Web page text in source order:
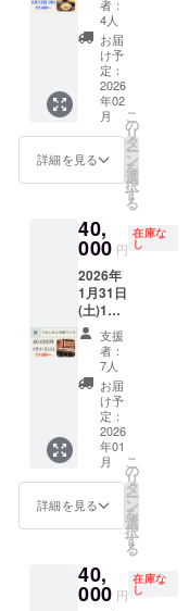
のお供
に。 収
録時
間：約
40秒 提
供方
法：
URLを
記載し
たメー
ルをお
ます。
●お礼の
メール
Tinhよ
り感謝
の気持
ちを込
めた
メール
をお送
りしま
す。 ☆
リター
ンは複
数選択
可能で
す！ぜ
ひ他の
リター
わせて
ご検討
くださ
い！
を楽し
むコツ
につい
て代
表・内
田に質
問がで
きま
加方
法：
リター
ンは複
数選択
可能で
す！ぜ
ひ他の
リター
ンも合
わせて
ご検討
くださ
い！
Tinhよ
り感謝
の気持
ちを込
めた
メール
をお送
りしま
す。 ☆
可能で
す！ぜ
リター
ンも合
わせて
ご検討
くださ
い！
はじ
め、リ
ラック
スタイ
ムや移
動時間
のお供
に。 収
録時
法：
URLを
たメー
ルをお
送りし
ます。
●お礼の
メール
Tinhよ
り感謝
の気持
ちを込
めた
メール
りしま
す。 ☆
数選択
可能で
ム茶11
種 (Tinh
の通常
商品＋1
種) をペ
アリン
グしな
がらお
楽しみ
べる
Tinhの
お茶2箱
付き！
●ベトナ
ム菓子
とベト
ナム茶
のペア
リング
会 日
時：
2026年
2月11日
(水)11:0
0(最大2
時間) 場
室an
com(都
子とベ
トナム
茶のペ
アリン
グ会
【クラ
ファン
限定席4
名様】
ベトナ
ム料理
伊藤忍
さんの
手作り
ベトナ
ム菓子6
種と
Tinhの
ベトナ
ム茶11
種 (Tinh
の通常
商品＋1
種) をペ
アリン
グしな
がらお
楽しみ
べる
Tinhの
者：
4人
お届
け予
定：
2026
年02
月
詳細を見る
こ
の
リ
タ
ー
ン
を
選
択
す
る
40,
000 円
在庫な
し
2026年
1月31日
(土)11:0
0 「て
のし
ま」コ
ラボラ
ンチ ペ
アチ
ケット
【7組14
名様限
定】 ミ
シュラ
ン1つ星
を獲得
いる
「ての
しま」
支援
者：
7人
お届
け予
定：
2026
年01
月
詳細を見る
こ
の
リ
タ
ー
ン
を
選
択
す
る
40,
000 円
在庫な
し